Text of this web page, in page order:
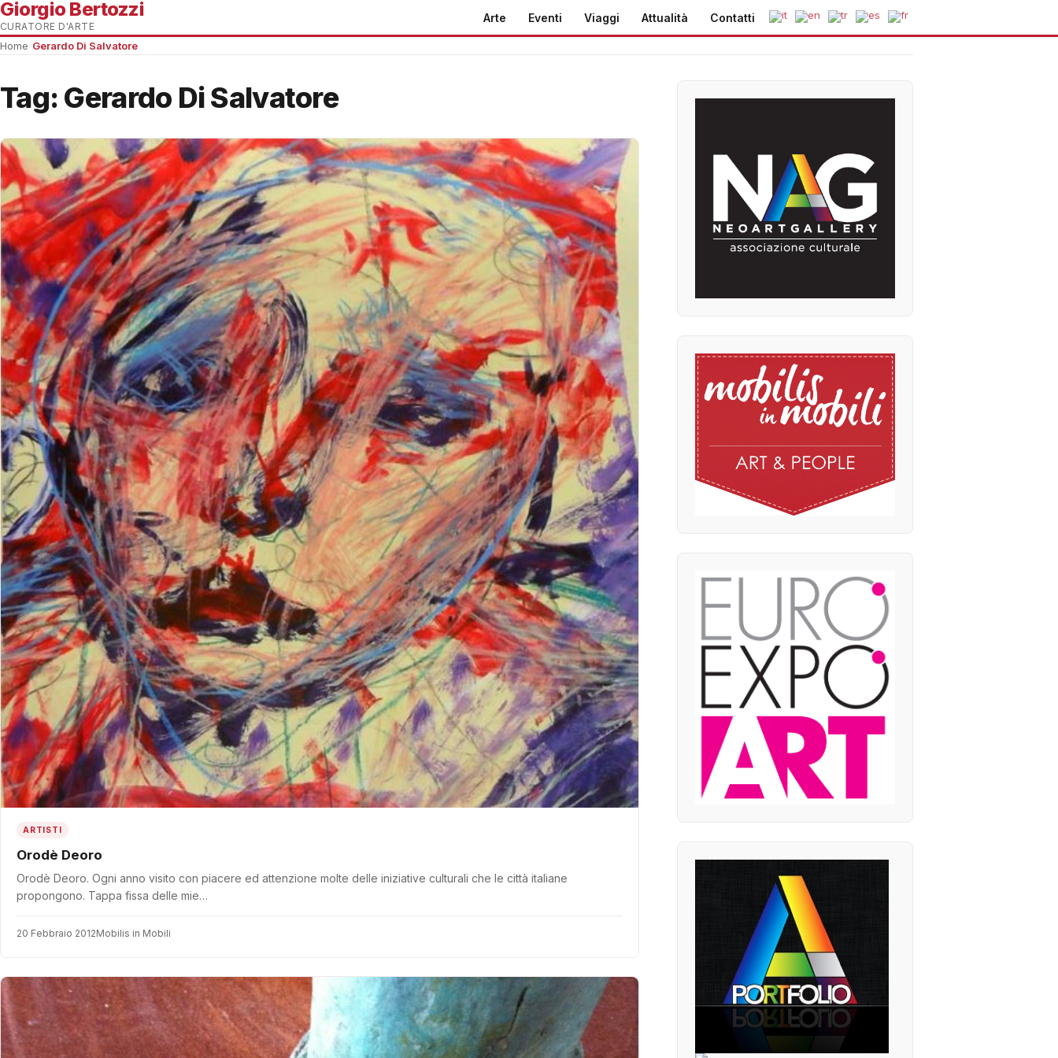
Giorgio Bertozzi
CURATORE D'ARTE
Arte Eventi Viaggi Attualità Contatti
Home Gerardo Di Salvatore
Tag: Gerardo Di Salvatore
ARTISTI
Orodè Deoro
Orodè Deoro. Ogni anno visito con piacere ed attenzione molte delle iniziative culturali che le città italiane
propongono. Tappa fissa delle mie…
20 Febbraio 2012Mobilis in Mobili